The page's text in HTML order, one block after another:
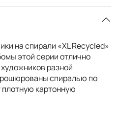
на спирали «XL Recycled»
этой серии отлично
разной
спиралью по
картонную